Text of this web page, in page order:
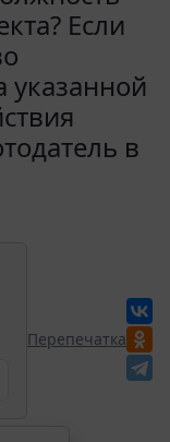
Если
указанной
в
Перепечатка